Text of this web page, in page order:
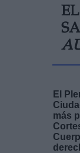
El
más
Información